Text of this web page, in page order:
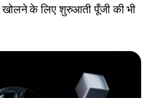
खोलने के लिए शुरुआती पूँजी की भी